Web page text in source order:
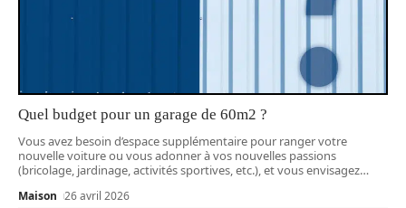
Quel budget pour un garage de 60m2 ?
Vous avez besoin d’espace supplémentaire pour ranger votre
nouvelle voiture ou vous adonner à vos nouvelles passions
(bricolage, jardinage, activités sportives, etc.), et vous envisagez…
Maison 26 avril 2026